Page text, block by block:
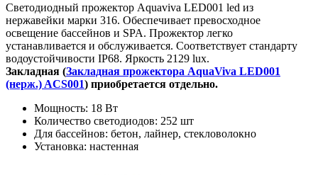
Светодиодный прожектор Aquaviva LED001 led из
нержавейки марки 316. Обеспечивает превосходное
освещение бассейнов и SPA. Прожектор легко
устанавливается и обслуживается. Соответствует стандарту
водоустойчивости IP68. Яркость 2129 lux.
Закладная (Закладная прожектора AquaViva LED001
(нерж.) ACS001) приобретается отдельно.
Мощность: 18 Вт
Количество светодиодов: 252 шт
Для бассейнов: бетон, лайнер, стекловолокно
Установка: настенная